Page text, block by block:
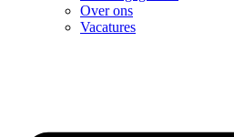
Over ons
Vacatures